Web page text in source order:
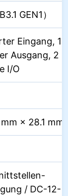
GEN1）
Eingang, 1
Ausgang, 2
I/O
× 28.1 mm
/ DC-12-